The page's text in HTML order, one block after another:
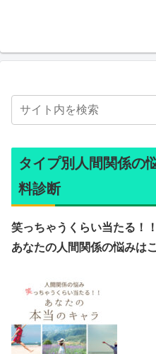
タイプ別人間関係
料診断
笑っちゃうくらい当たる！！
あなたの人間関係の悩みは